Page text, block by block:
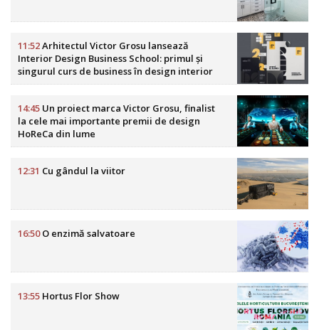
11:52Arhitectul Victor Grosu lansează
Interior Design Business School: primul și
singurul curs de business în design interior
din România
14:45 Un proiect marca Victor Grosu, finalist
la cele mai importante premii de design
HoReCa din lume
12:31 Cu gândul la viitor
16:50O enzimă salvatoare
13:55 Hortus Flor Show